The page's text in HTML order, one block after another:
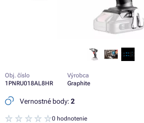
Obj. číslo
1PNRU018AL8HR
Výrobca
Graphite
Vernostné body: 2
0 hodnotenie